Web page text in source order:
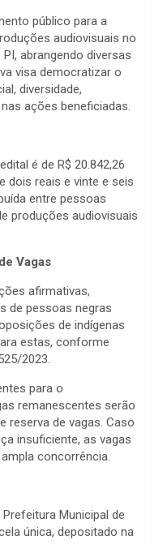
público para a
audiovisuais no
PI, abrangendo diversas
visa democratizar o
diversidade,
ações beneficiadas.
é de R$ 20.842,26
dois reais e vinte e seis
entre pessoas
produções audiovisuais
Vagas
afirmativas,
de pessoas negras
de indígenas
estas, conforme
2023.
para o
remanescentes serão
reserva de vagas. Caso
insuficiente, as vagas
concorrência.
Municipal de
única, depositado na